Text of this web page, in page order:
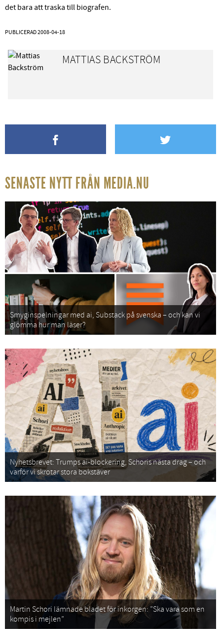
det bara att traska till biografen.
PUBLICERAD2008-04-18
MATTIAS BACKSTRÖM
SENASTE NYTT FRÅN MEDIA.NU
Smyginspelningar med ai, Substack på svenska – och kan vi
glömma hur man läser?
Nyhetsbrevet: Trumps ai-blockering, Schoris nästa drag – och
varför vi skrotar stora bokstäver
Martin Schori lämnade bladet för inkorgen: ”Ska vara som en
kompis i mejlen”